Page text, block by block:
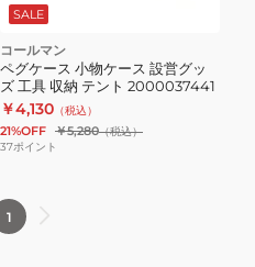
SALE
コールマン
ペグケース 小物ケース 設営グッ
ズ 工具 収納 テント 2000037441
￥4,130 （税込）
21%OFF ￥5,280（税込）
37ポイント
1